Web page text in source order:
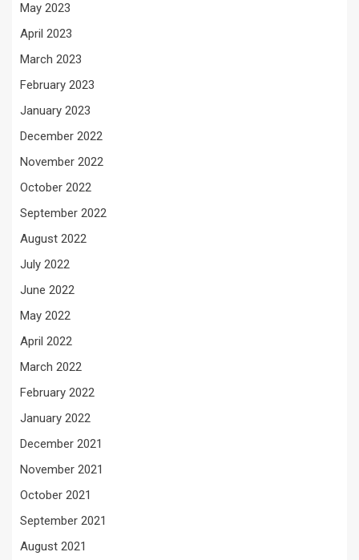
May 2023
April 2023
March 2023
February 2023
January 2023
December 2022
November 2022
October 2022
September 2022
August 2022
July 2022
June 2022
May 2022
April 2022
March 2022
February 2022
January 2022
December 2021
November 2021
October 2021
September 2021
August 2021